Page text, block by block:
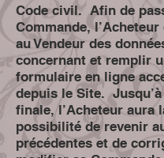
Code civil. Afin de
Commande,
au Vendeur des
concernant et remplir
formulaire en ligne
depuis le Site. Jusqu’à
finale, l’Acheteur aura
possibilité de revenir
précédentes et de